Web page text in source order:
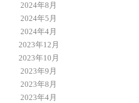
2024年8月
2024年5月
2024年4月
2023年12月
2023年10月
2023年9月
2023年8月
2023年4月